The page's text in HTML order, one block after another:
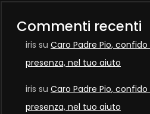
Commenti recenti
iris su Caro Padre Pio,
presenza, nel tuo aiuto
iris su Caro Padre Pio,
presenza, nel tuo aiuto